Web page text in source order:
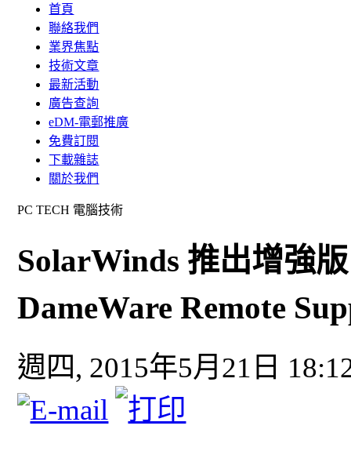
首頁
聯絡我們
業界焦點
技術文章
最新活動
廣告查詢
eDM-電郵推廣
免費訂閱
下載雜誌
關於我們
PC TECH 電腦技術
SolarWinds 推出增強
DameWare Remote
週四, 2015年5月21日